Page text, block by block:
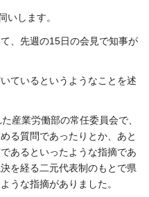
いします。
、先週の15日の会見で知事が
ているというようなことを述
産業労働部の常任委員会で、
る質問であったりとか、あと
あるといったような指摘であ
を経る二元代表制のもとで県
うな指摘がありました。